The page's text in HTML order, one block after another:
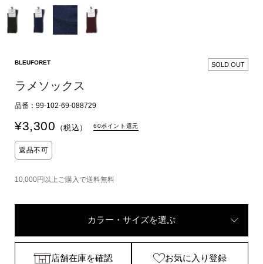
BLEUFORET SOLD OUT
ラメソックス
品番：99-102-69-088729
¥3,300 （税込） 60ポイント還元
返品不可
10,000円以上ご購入で送料無料
カラー・サイズを選ぶ
店舗在庫を確認 お気に入り登録